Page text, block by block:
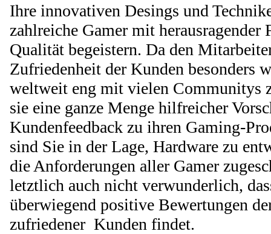
Ihre innovativen Desings und
zahlreiche Gamer mit
Qualität begeistern. Da den
Zufriedenheit der Kunden besonders
weltweit eng mit vielen Communitys
sie eine ganze Menge hilfreicher
Kundenfeedback zu ihren Gaming-
sind Sie in der Lage, Hardware zu
die Anforderungen aller Gamer
letztlich auch nicht verwunderlich,
überwiegend positive Bewertungen
zufriedener Kunden findet.